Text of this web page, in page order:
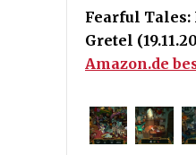
Fearful Tales:
Gretel
Amazon.de